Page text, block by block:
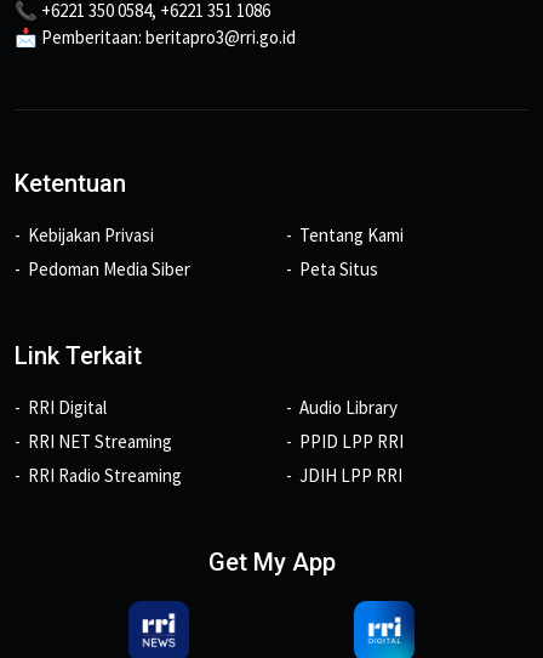
📞 +6221 350 0584, +6221 351 1086
📩 Pemberitaan: beritapro3@rri.go.id
Ketentuan
Kebijakan Privasi
Pedoman Media Siber
Tentang Kami
Peta Situs
Link Terkait
RRI Digital
RRI NET Streaming
RRI Radio Streaming
Audio Library
PPID LPP RRI
JDIH LPP RRI
Get My App